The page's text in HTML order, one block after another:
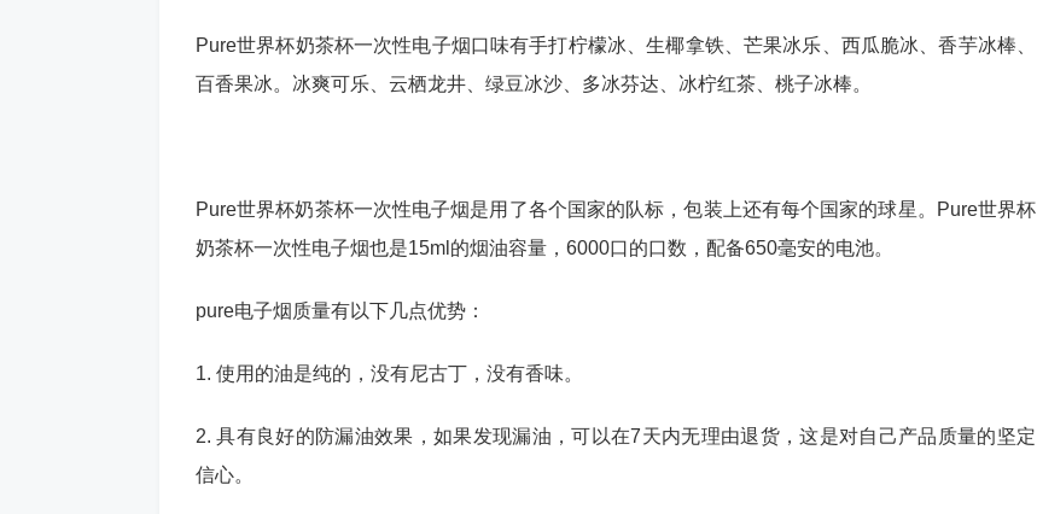
Pure世界杯奶茶杯一次性电子烟口味有手打柠檬冰、生椰拿铁、芒果冰乐、西瓜脆冰、香芋冰棒、
百香果冰。冰爽可乐、云栖龙井、绿豆冰沙、多冰芬达、冰柠红茶、桃子冰棒。
Pure世界杯奶茶杯一次性电子烟是用了各个国家的队标，包装上还有每个国家的球星。Pure世界杯
奶茶杯一次性电子烟也是15ml的烟油容量，6000口的口数，配备650毫安的电池。
pure电子烟质量有以下几点优势：
1. 使用的油是纯的，没有尼古丁，没有香味。
2. 具有良好的防漏油效果，如果发现漏油，可以在7天内无理由退货，这是对自己产品质量的坚定
信心。